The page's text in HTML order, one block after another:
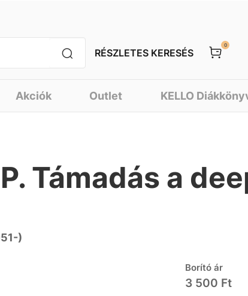
RÉSZLETES KERESÉS
0
Akciók Outlet KELLO
Támadás a
)
Borító ár
3 500 Ft